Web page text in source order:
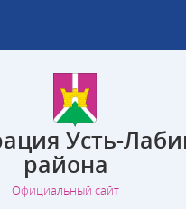
Усть-
района
Официальный сайт